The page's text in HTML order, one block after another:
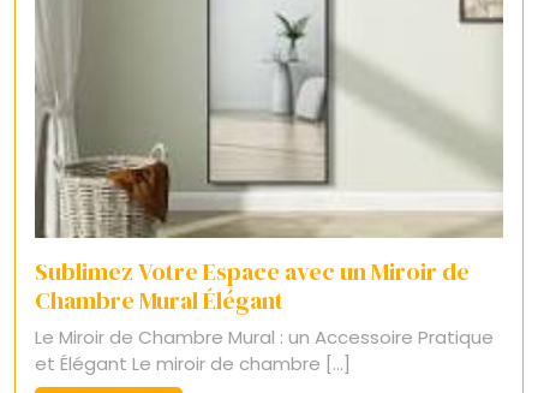
Sublimez Votre Espace avec un Miroir de
Chambre Mural Élégant
Le Miroir de Chambre Mural : un Accessoire Pratique
et Élégant Le miroir de chambre [...]